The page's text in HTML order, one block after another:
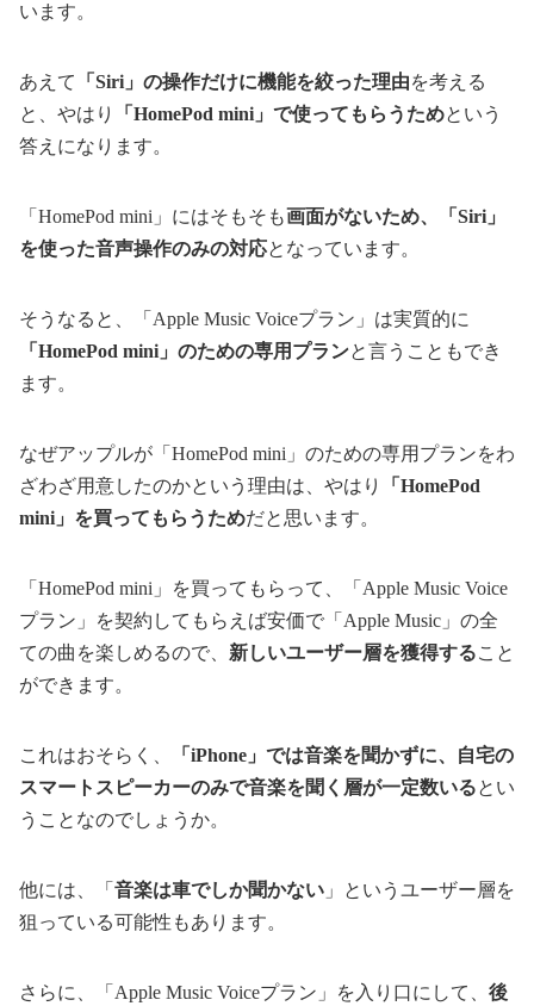
います。
あえて 「Siri」の操作だけに機能を絞った理由を考える
と、やはり
「HomePod mini」で使ってもらうためという
答えになります。
「HomePod mini」にはそもそも画面がないため、「Siri」
を使った音声操作のみの対応となっています。
そうなると、「Apple Music Voiceプラン」は実質的に
「HomePod mini」のための専用プランと言うこともでき
ます。
なぜアップルが「HomePod mini」のための専用プランをわ
ざわざ用意したのかという理由は、やはり
「HomePod
mini」を買ってもらうためだと思います。
「HomePod mini」を買ってもらって、「Apple Music Voice
プラン」を契約してもらえば安価で「Apple Music」の全
ての曲を楽しめるので、 新しいユーザー層を獲得すること
ができます。
これはおそらく、
「iPhone」では音楽を聞かずに、自宅の
スマートスピーカーのみで音楽を聞く層が一定数いるとい
うことなのでしょうか。
他には、「 音楽は車でしか聞かない 」というユーザー層を
狙っている可能性もあります。
さらに、「Apple Music Voiceプラン」を入り口にして、 後